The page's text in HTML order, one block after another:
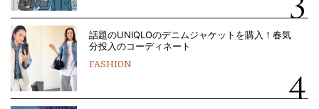
話題のUNIQLOのデニムジャケットを購入！春気
分投入のコーディネート
FASHION